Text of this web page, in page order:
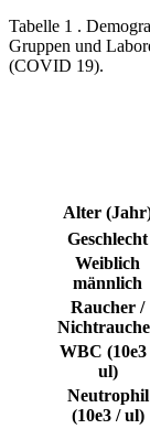
Tabelle 1 .
Gruppen und
(COVID 19).
Alter
Geschlecht
Weiblich
männlich
Raucher /
WBC (10e3
ul)
Neutrophil
(10e3 / ul)